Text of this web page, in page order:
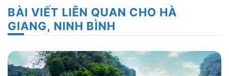
BÀI VIẾT LIÊN QUAN CHO HÀ
GIANG, NINH BÌNH